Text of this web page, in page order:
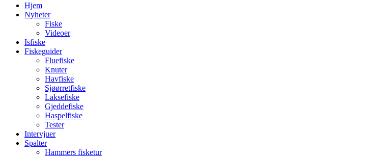
Hjem
Nyheter
Fiske
Videoer
Isfiske
Fiskeguider
Fluefiske
Knuter
Havfiske
Sjøørretfiske
Laksefiske
Gjeddefiske
Haspelfiske
Tester
Intervjuer
Spalter
Hammers fisketur